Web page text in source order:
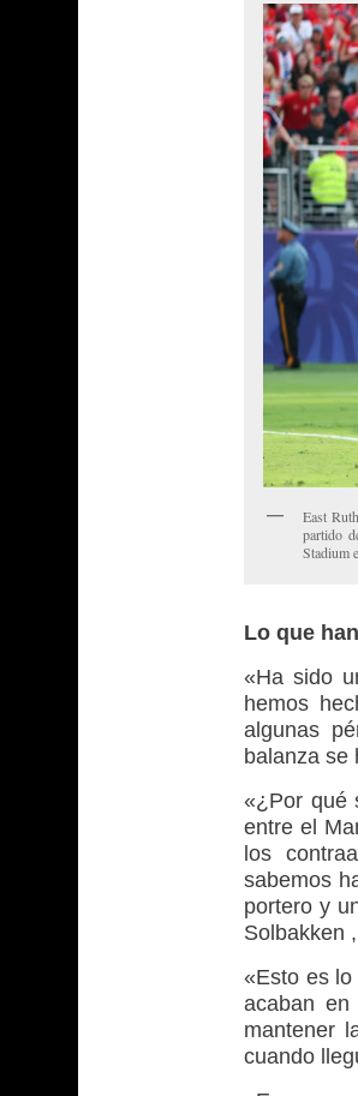
East
partido
Stadium
Lo que
«Ha sido
hemos
algunas
balanza se
«¿Por qué
entre el
los
sabemos
portero y
Solbakken
«Esto es
acaban
mantener
cuando